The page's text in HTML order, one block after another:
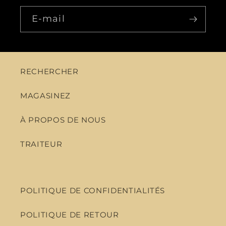
E-mail
RECHERCHER
MAGASINEZ
À PROPOS DE NOUS
TRAITEUR
POLITIQUE DE CONFIDENTIALITÉS
POLITIQUE DE RETOUR